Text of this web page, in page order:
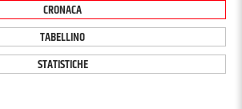
CRONACA
TABELLINO
STATISTICHE